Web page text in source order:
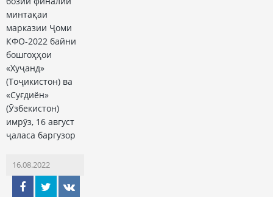
минтақаи
марказии Ҷоми
КФО-2022 байни
бошгоҳҳои
«Хуҷанд»
(Тоҷикистон) ва
«Суғдиён»
(Ӯзбекистон)
имрӯз, 16 август
ҷаласа баргузор
16.08.2022